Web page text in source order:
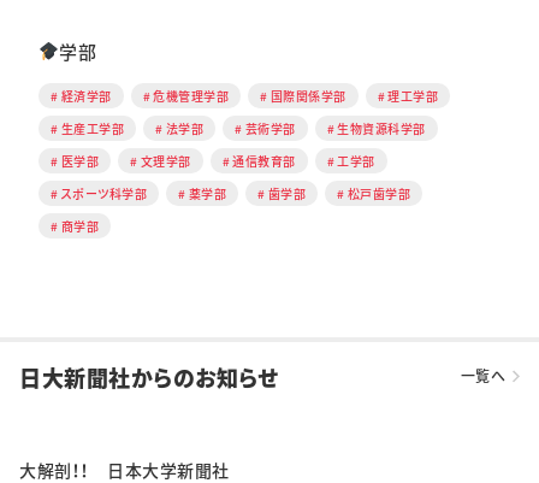
学部
経済学部 危機管理学部 国際関係学部
理工学部
生産工学部
法学部 芸術学部
生物資源科学部
医学部
文理学部 通信教育部
工学部
スポーツ科学部
薬学部 歯学部
松戸歯学部
商学部
日大新聞社からのお知らせ 一覧へ
大解剖！！ 日本大学新聞社